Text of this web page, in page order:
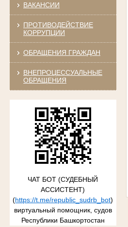
ВАКАНСИИ
ПРОТИВОДЕЙСТВИЕ
КОРРУПЦИИ
ОБРАЩЕНИЯ ГРАЖДАН
ВНЕПРОЦЕССУАЛЬНЫЕ
ОБРАЩЕНИЯ
ЧАТ БОТ (СУДЕБНЫЙ
АССИСТЕНТ)
(https://t.me/republic_sudrb_bot)
виртуальный помощник, судов
Республики Башкортостан